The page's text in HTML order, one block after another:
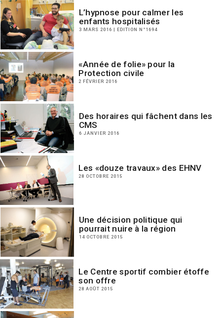
L’hypnose pour calmer les
enfants hospitalisés
3 MARS 2016 | EDITION N°1694
«Année de folie» pour la
Protection civile
2 FÉVRIER 2016
Des horaires qui fâchent dans les
CMS
6 JANVIER 2016
Les «douze travaux» des EHNV
28 OCTOBRE 2015
Une décision politique qui
pourrait nuire à la région
14 OCTOBRE 2015
Le Centre sportif combier étoffe
son offre
28 AOÛT 2015